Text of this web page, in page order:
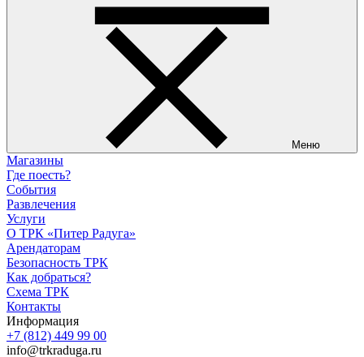
Меню
Магазины
Где поесть?
События
Развлечения
Услуги
О ТРК «Питер Радуга»
Арендаторам
Безопасность ТРК
Как добраться?
Схема ТРК
Контакты
Информация
+7 (812) 449 99 00
info@trkraduga.ru